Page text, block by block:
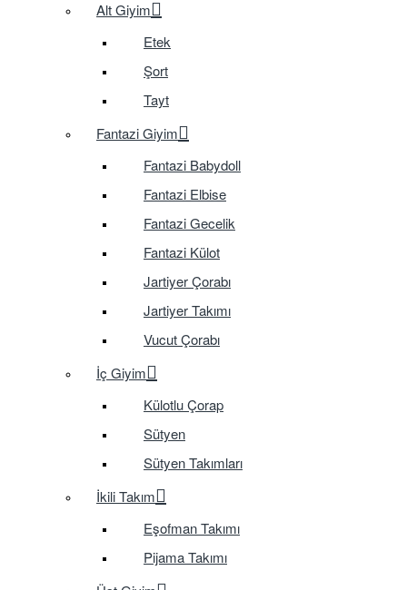
Alt Giyim
Etek
Şort
Tayt
Fantazi Giyim
Fantazi Babydoll
Fantazi Elbise
Fantazi Gecelik
Fantazi Külot
Jartiyer Çorabı
Jartiyer Takımı
Vucut Çorabı
İç Giyim
Külotlu Çorap
Sütyen
Sütyen Takımları
İkili Takım
Eşofman Takımı
Pijama Takımı